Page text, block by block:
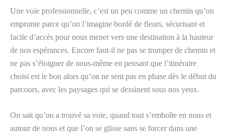
Une voie professionnelle, c’est un peu comme un chemin qu’on
emprunte parce qu’on l’imagine bordé de fleurs, sécurisant et
facile d’accès pour nous mener vers une destination à la hauteur
de nos espérances. Encore faut-il ne pas se tromper de chemin et
ne pas s’éloigner de nous-même en pensant que l’itinéraire
choisi est le bon alors qu’on ne sent pas en phase dès le début du
parcours, avec les paysages qui se dessinent sous nos yeux.
On sait qu’on a trouvé sa voie, quand tout s’emboîte en nous et
autour de nous et que l’on se glisse sans se forcer dans une